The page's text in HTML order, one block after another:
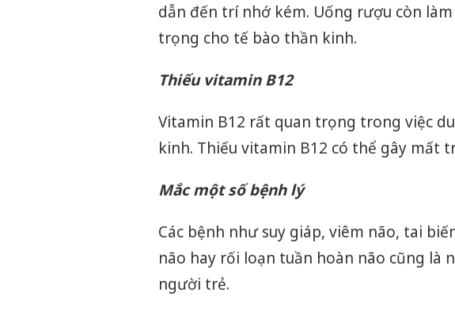
dẫn đến trí nhớ kém. Uống rượu còn
trọng cho tế bào thần kinh.
Thiếu vitamin B12
Vitamin B12 rất quan trọng trong việc
kinh. Thiếu vitamin B12 có thể gây mất
Mắc một số bệnh lý
Các bệnh như suy giáp, viêm não, tai
não hay rối loạn tuần hoàn não cũng là
người trẻ.